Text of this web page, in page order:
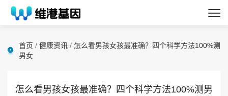
首页 / 健康资讯 / 怎么看男孩女孩最准确？四个科学方法100%测
男女
怎么看男孩女孩最准确？四个科学方法100%测男